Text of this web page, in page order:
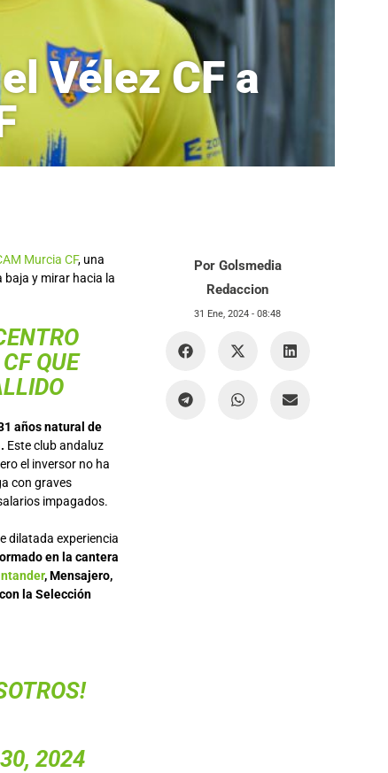
Vélez CF a
Murcia CF, una
baja y mirar hacia la
QUE
años natural de
. Este club andaluz
el inversor no ha
con graves
impagados.
dilatada experiencia
en la cantera
, Mensajero,
la Selección
2024
Por Golsmedia
Redaccion
31 Ene, 2024 - 08:48